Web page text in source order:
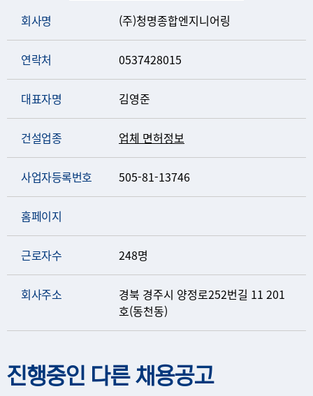
회사명 (주)청명종합엔지니어링
연락처 0537428015
대표자명 김영준
건설업종 업체 면허정보
사업자등록번호 505-81-13746
홈페이지
근로자수 248명
회사주소
경북 경주시 양정로252번길 11 201
호(동천동)
진행중인 다른 채용공고